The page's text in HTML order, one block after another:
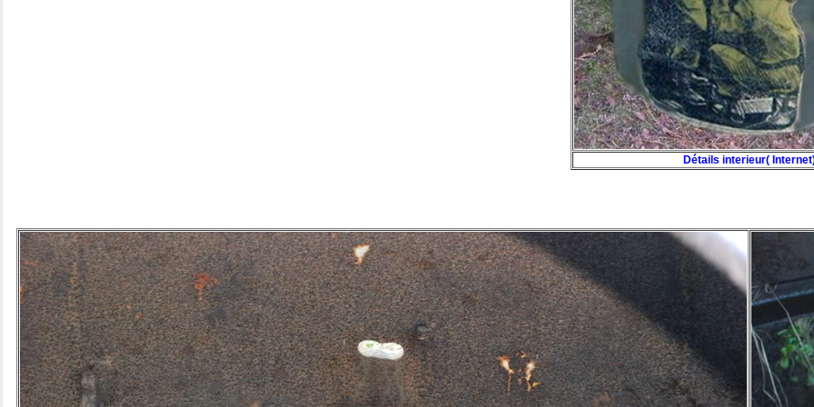
Détails interieur(